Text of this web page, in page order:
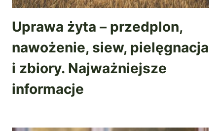
Uprawa żyta – przedplon,
nawożenie, siew, pielęgnacja
i zbiory. Najważniejsze
informacje